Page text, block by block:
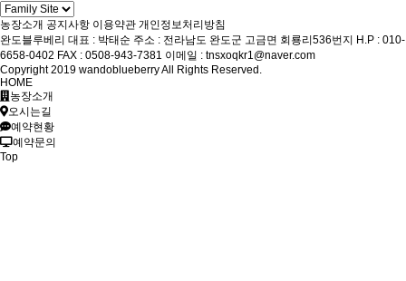
농장소개 공지사항 이용약관 개인정보처리방침
완도블루베리 대표 : 박태순 주소 : 전라남도 완도군 고금면 회룡리536번지
H.P : 010-
6658-0402 FAX : 0508-943-7381 이메일 : tnsxoqkr1@naver.com
Copyright 2019 wandoblueberry All Rights Reserved.
HOME
농장소개
오시는길
예약현황
예약문의
Top